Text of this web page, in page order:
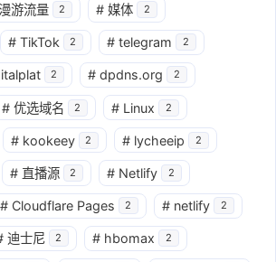
游流量 2 # 媒体 2
# TikTok 2 # telegram 2
2 # dpdns.org 2
# 优选域名 2 # Linux 2
# kookeey 2 # lycheeip 2
# 直播源 2 # Netlify 2
# Cloudflare Pages 2 # netlify 2
迪士尼 2 # hbomax 2